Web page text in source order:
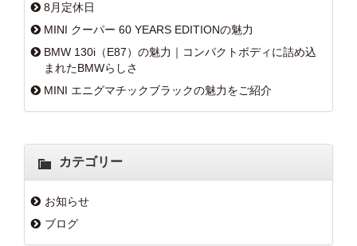
8月定休日
MINI クーパー 60 YEARS EDITIONの魅力
BMW 130i（E87）の魅力｜コンパクトボディに詰め込
まれたBMWらしさ
MINI エニグマチックブラックの魅力をご紹介
カテゴリー
お知らせ
ブログ